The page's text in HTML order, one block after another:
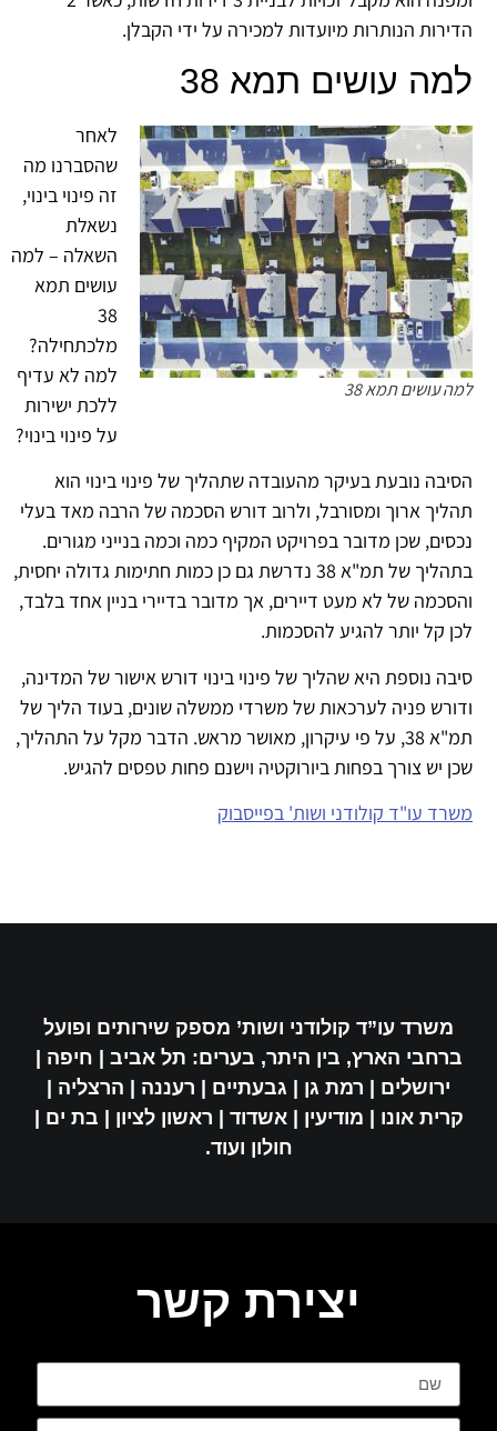
הדירות הנותרות מיועדות למכירה על ידי הקבלן.
למה עושים תמא 38
למה עושים תמא 38
לאחר
שהסברנו מה
זה פינוי בינוי,
נשאלת
השאלה – למה
עושים תמא
38
מלכתחילה?
למה לא עדיף
ללכת ישירות
על פינוי בינוי?
הסיבה נובעת בעיקר מהעובדה שתהליך של פינוי בינוי הוא
תהליך ארוך ומסורבל, ולרוב דורש הסכמה של הרבה מאד בעלי
נכסים, שכן מדובר בפרויקט המקיף כמה וכמה בנייני מגורים.
בתהליך של תמ"א 38 נדרשת גם כן כמות חתימות גדולה יחסית,
והסכמה של לא מעט דיירים, אך מדובר בדיירי בניין אחד בלבד,
לכן קל יותר להגיע להסכמות.
סיבה נוספת היא שהליך של פינוי בינוי דורש אישור של המדינה,
ודורש פניה לערכאות של משרדי ממשלה שונים, בעוד הליך של
תמ"א 38, על פי עיקרון, מאושר מראש. הדבר מקל על התהליך,
שכן יש צורך בפחות ביורוקטיה וישנם פחות טפסים להגיש.
משרד עו"ד קולודני ושות' בפייסבוק
משרד עו”ד קולודני ושות’ מספק שירותים ופועל
ברחבי הארץ, בין היתר, בערים: תל אביב | חיפה |
ירושלים | רמת גן | גבעתיים | רעננה | הרצליה |
קרית אונו | מודיעין | אשדוד | ראשון לציון | בת ים |
חולון ועוד.
יצירת קשר